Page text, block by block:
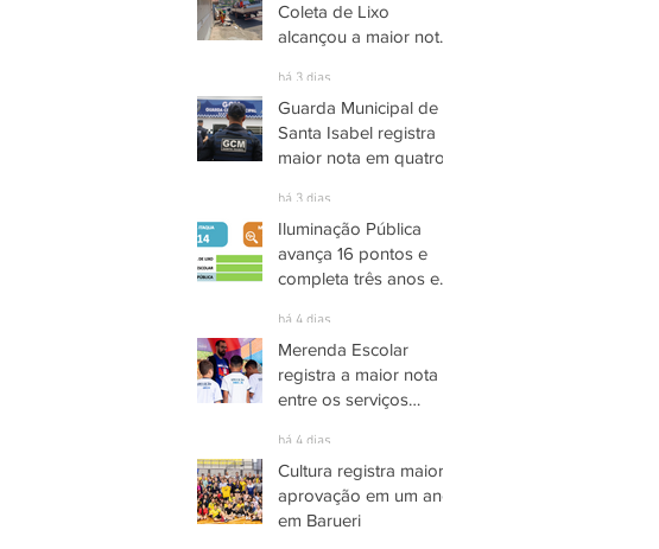
Coleta de Lixo
alcançou a maior nota
avaliados em
Piracicaba
há 3 dias
Guarda Municipal de
Santa Isabel registra
maior nota em quatro
INDSAT
há 3 dias
Iluminação Pública
avança 16 pontos e
completa três anos em
Satisfação em
Itaquaquecetuba
há 4 dias
Merenda Escolar
registra a maior nota
entre os serviços
há 4 dias
Cultura registra maior
aprovação em um ano
em Barueri